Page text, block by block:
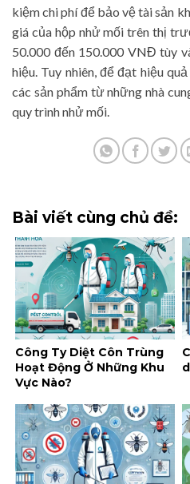
kiệm chi phí để bảo vệ tài sản
giá của hộp nhử mối trên thị
50.000 đến 150.000 VNĐ tùy
hiệu. Tuy nhiên, để đạt hiệu
các sản phẩm từ những nhà
quy trình nhử mối.
Bài viết cùng chủ đề:
Công Ty Diệt Côn Trùng
Hoạt Động Ở Những Khu
Vực Nào?